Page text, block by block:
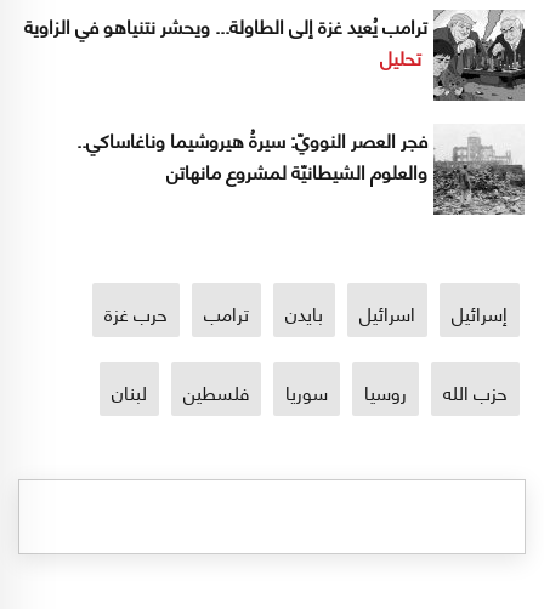
ترامب يُعيد غزة إلى الطاولة... ويحشر نتنياهو في الزاوية
تحليل
فجر العصر النوويّ: سيرةُ هيروشيما وناغاساكي..
والعلوم الشيطانيّة لمشروع مانهاتن
إسرائيل اسرائيل بايدن ترامب حرب غزة
حزب الله روسيا سوريا فلسطين لبنان